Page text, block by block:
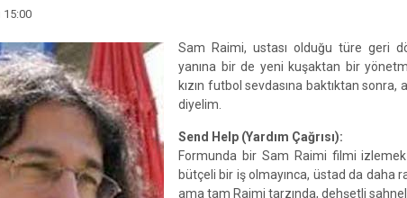
15:00
Sam Raimi, ustası olduğu türe geri
yanına bir de yeni kuşaktan bir
kızın futbol sevdasına baktıktan
diyelim.
Send Help (Yardım Çağrısı):
Formunda bir Sam Raimi filmi
bütçeli bir iş olmayınca, üstad da daha
ama tam Raimi tarzında, dehşetli